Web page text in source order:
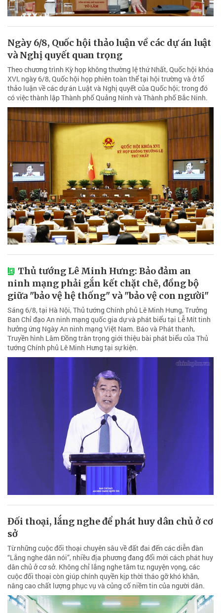
Ngày 6/8, Quốc hội thảo luận về các dự án luật
và Nghị quyết quan trọng
Theo chương trình Kỳ họp không thường lệ thứ Nhất, Quốc hội khóa
XVI, ngày 6/8, Quốc hội họp phiên toàn thể tại hội trường và ở tổ
thảo luận về các dự án Luật và Nghị quyết của Quốc hội; trong đó
có việc thành lập Thành phố Quảng Ninh và Thành phố Bắc Ninh.
Thủ tướng Lê Minh Hưng: Bảo đảm an
ninh mạng phải gắn kết chặt chẽ, đồng bộ
giữa "bảo vệ hệ thống" và "bảo vệ con người"
Sáng 6/8, tại Hà Nội, Thủ tướng Chính phủ Lê Minh Hưng, Trưởng
Ban Chỉ đạo An ninh mạng quốc gia dự và phát biểu tại Lễ Mít tinh
hưởng ứng Ngày An ninh mạng Việt Nam. Báo và Phát thanh,
Truyền hình Lâm Đồng trân trọng giới thiệu bài phát biểu của Thủ
tướng Chính phủ Lê Minh Hưng tại sự kiện.
Đối thoại, lắng nghe để phát huy dân chủ ở cơ
sở
Từ những cuộc đối thoại chuyên sâu về đất đai đến các diễn đàn
“Lắng nghe dân nói”, nhiều địa phương đang đổi mới cách phát huy
dân chủ ở cơ sở. Không chỉ lắng nghe tâm tư, nguyện vọng, các
cuộc đối thoại còn giúp chính quyền kịp thời tháo gỡ khó khăn,
nâng cao chất lượng phục vụ và củng cố niềm tin của người dân.